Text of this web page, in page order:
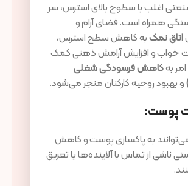
اغلب با سطوح بالای استرس، سر
همراه است. فضای آرام و
اتاق نمکبه کاهش سطح استرس،
خواب و افزایش آرامش ذهنی کمک
بهکاهش فرسودگی شغلی
و بهبود روحیه کارکنان منجر می‌شود.
پوست:
به پاکسازی پوست و کاهش
ناشی از تماس با آلاینده‌ها یا تعریق